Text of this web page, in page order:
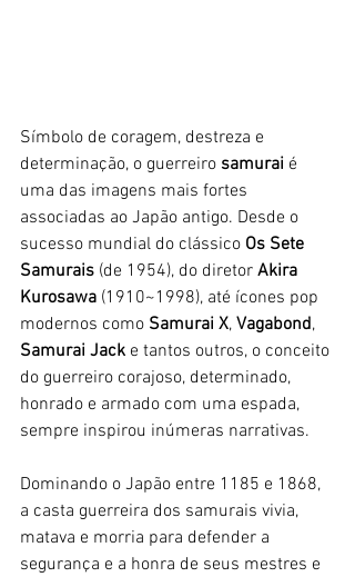
Símbolo de coragem, destreza e
determinação, o guerreiro samurai é
uma das imagens mais fortes
associadas ao Japão antigo. Desde o
sucesso mundial do clássico Os Sete
Samurais (de 1954), do diretor Akira
Kurosawa (1910~1998), até ícones pop
modernos como Samurai X, Vagabond,
Samurai Jack e tantos outros, o conceito
do guerreiro corajoso, determinado,
honrado e armado com uma espada,
sempre inspirou inúmeras narrativas.
Dominando o Japão entre 1185 e 1868,
a casta guerreira dos samurais vivia,
matava e morria para defender a
segurança e a honra de seus mestres e